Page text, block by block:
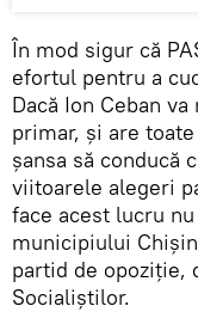
În mod sigur că
efortul pentru a
Dacă Ion Ceban
primar, și are
șansa să conducă
viitoarele alegeri
face acest lucru
municipiului
partid de opoziție,
Socialiștilor.